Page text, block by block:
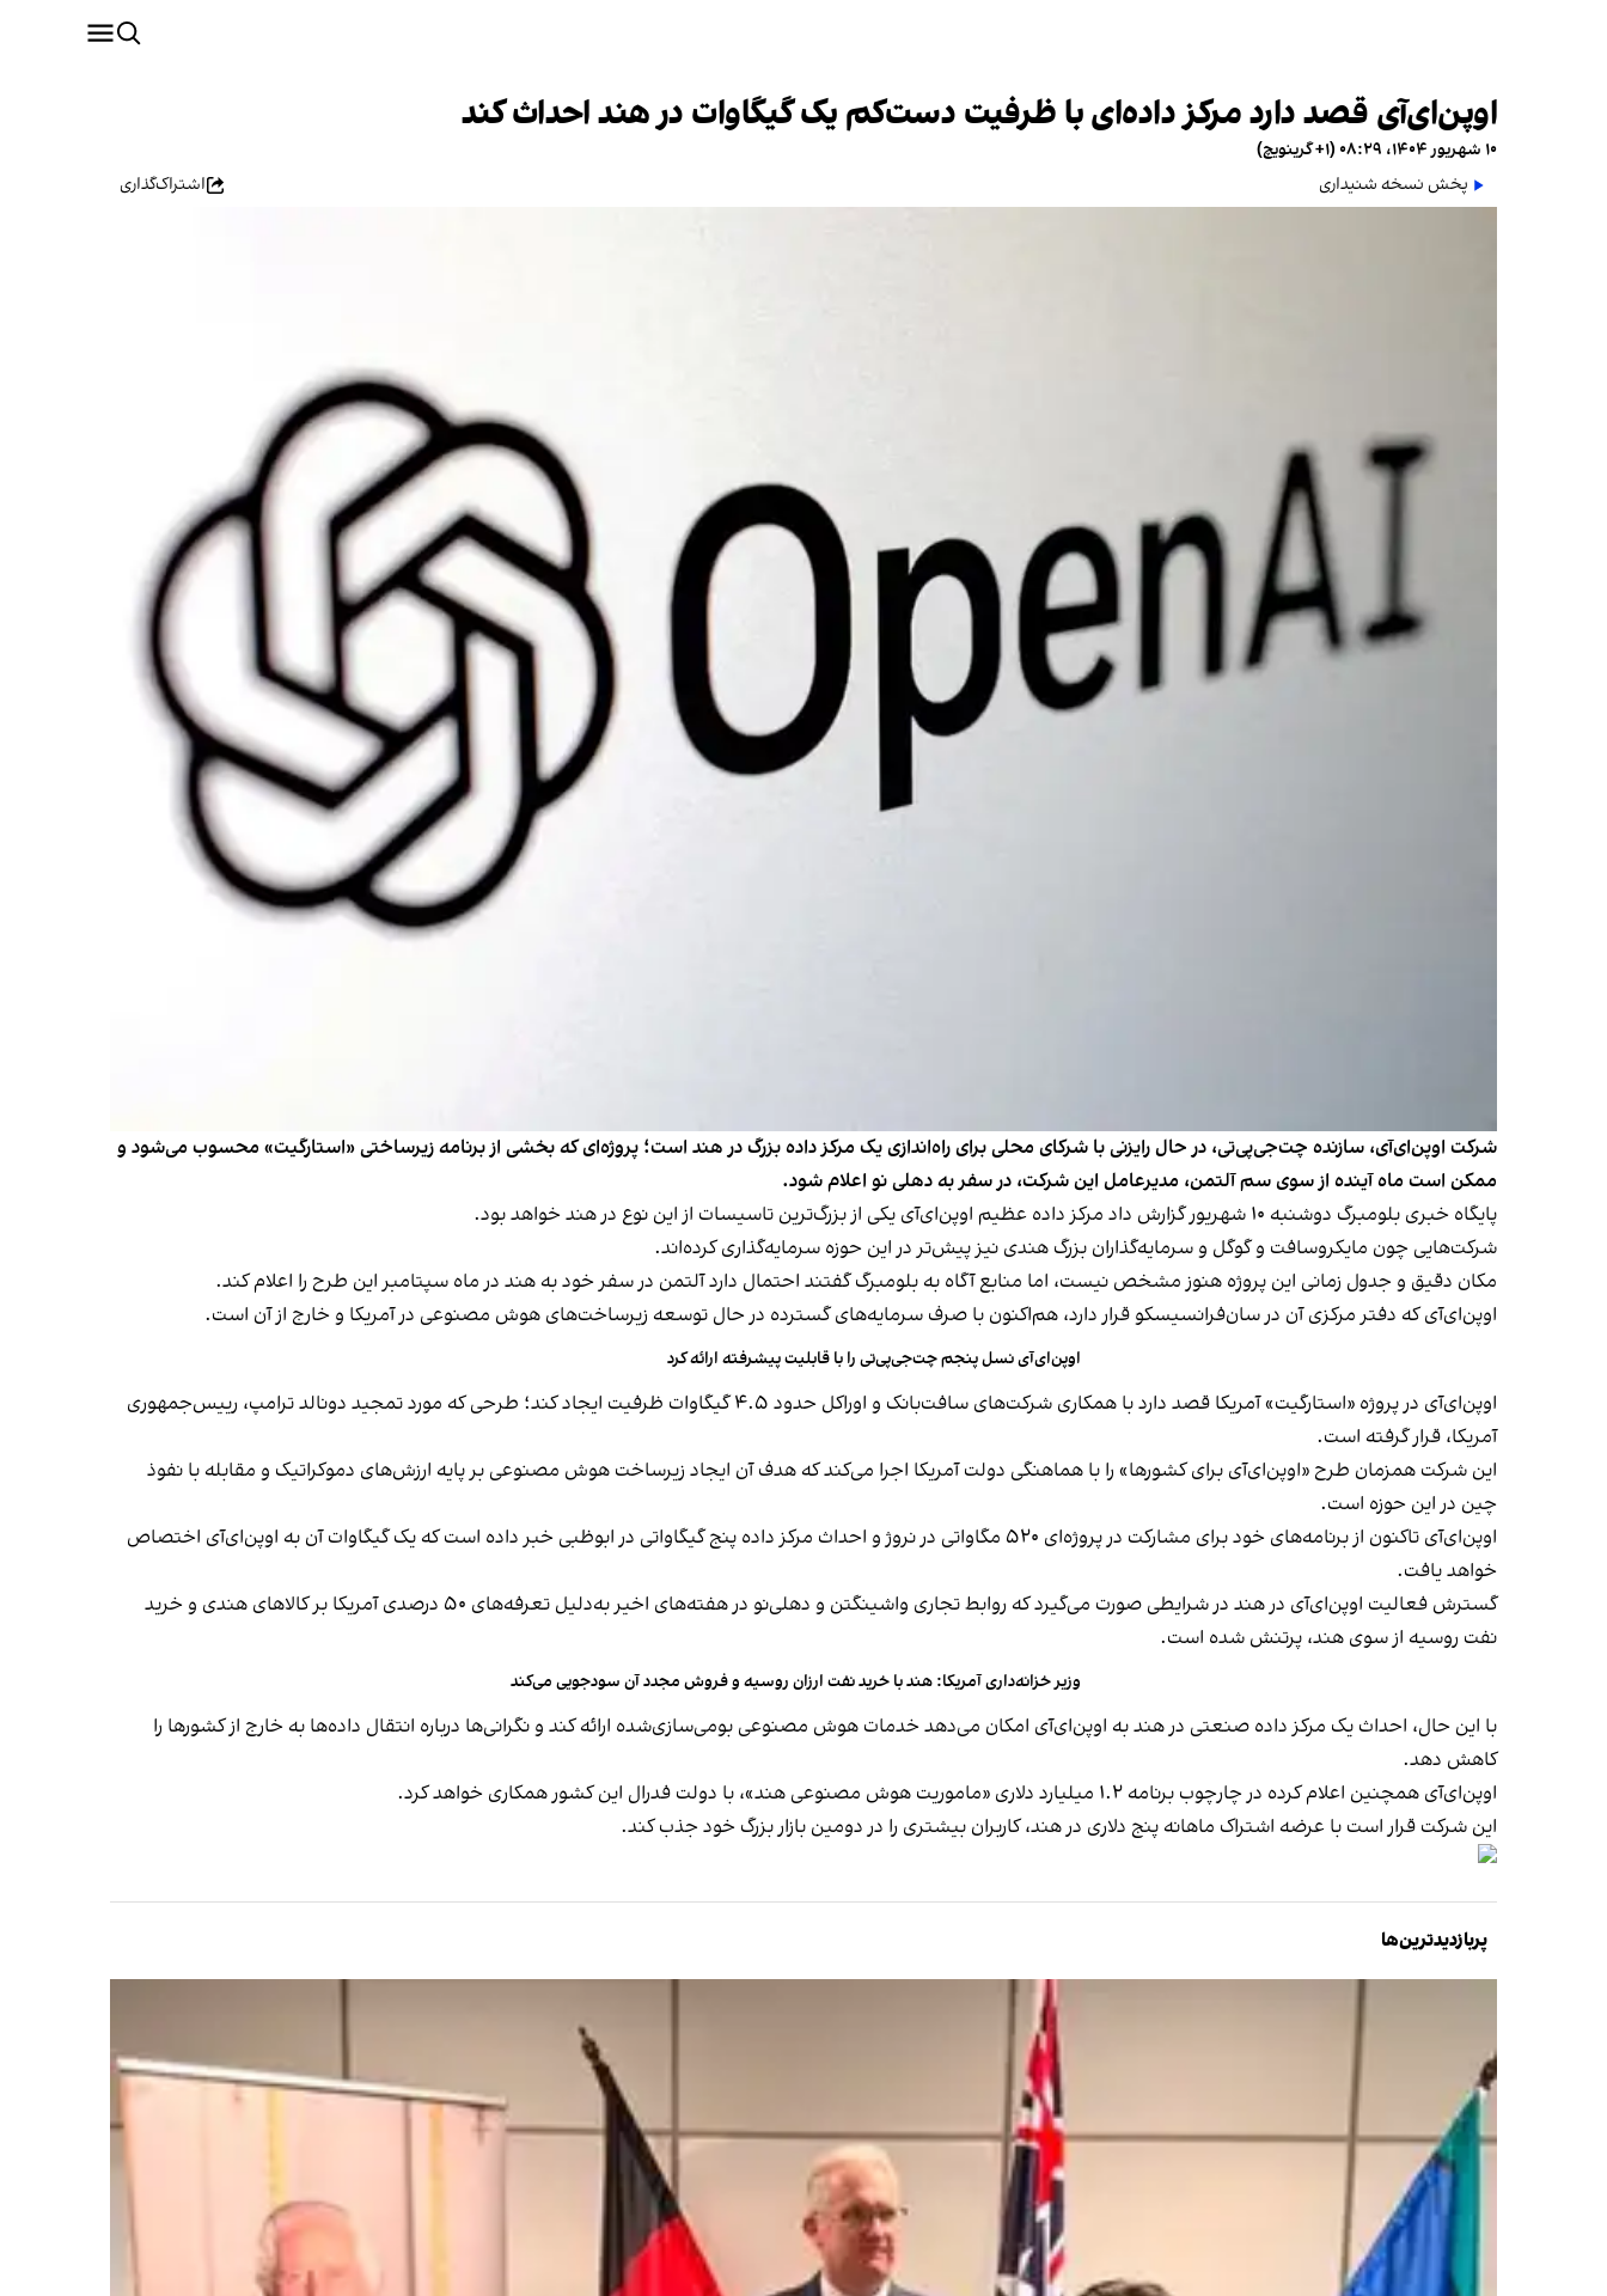
اوپن‌ای‌آی قصد دارد مرکز داده‌ای با ظرفیت دست‌کم یک گیگاوات در هند احداث کند
۱۰ شهریور ۱۴۰۴، ۰۸:۲۹ (‎+۱ گرینویچ)
پخش نسخه شنیداری
اشتراک‌گذاری
شرکت اوپن‌ای‌آی، سازنده چت‌جی‌پی‌تی، در حال رایزنی با شرکای محلی برای راه‌اندازی یک مرکز داده بزرگ در هند است؛ پروژه‌ای که بخشی از برنامه زیرساختی «استارگیت» محسوب می‌شود و
ممکن است ماه آینده از سوی سم آلتمن، مدیرعامل این شرکت، در سفر به دهلی نو اعلام شود.
پایگاه خبری بلومبرگ دوشنبه ۱۰ شهریور گزارش داد مرکز داده عظیم اوپن‌ای‌آی یکی از بزرگ‌ترین تاسیسات از این نوع در هند خواهد بود.
شرکت‌هایی چون مایکروسافت و گوگل و سرمایه‌گذاران بزرگ هندی نیز پیش‌تر در این حوزه سرمایه‌گذاری کرده‌اند.
مکان دقیق و جدول زمانی این پروژه هنوز مشخص نیست، اما منابع آگاه به بلومبرگ گفتند احتمال دارد آلتمن در سفر خود به هند در ماه سپتامبر این طرح را اعلام کند.
اوپن‌ای‌آی که دفتر مرکزی آن در سان‌فرانسیسکو قرار دارد، هم‌اکنون با صرف سرمایه‌های گسترده در حال توسعه زیرساخت‌های هوش مصنوعی در آمریکا و خارج از آن است.
اوپن‌ای‌آی نسل پنجم چت‌جی‌پی‌تی را با قابلیت پیشرفته ارائه کرد
اوپن‌ای‌آی در پروژه «استارگیت» آمریکا قصد دارد با همکاری شرکت‌های سافت‌بانک و اوراکل حدود ۴.۵ گیگاوات ظرفیت ایجاد کند؛ طرحی که مورد تمجید دونالد ترامپ، رییس‌جمهوری
آمریکا، قرار گرفته است.
این شرکت همزمان طرح «اوپن‌ای‌آی برای کشورها» را با هماهنگی دولت آمریکا اجرا می‌کند که هدف آن ایجاد زیرساخت هوش مصنوعی بر پایه ارزش‌های دموکراتیک و مقابله با نفوذ
چین در این حوزه است.
اوپن‌ای‌آی تاکنون از برنامه‌های خود برای مشارکت در پروژه‌ای ۵۲۰ مگاواتی در نروژ و احداث مرکز داده پنج گیگاواتی در ابوظبی خبر داده است که یک گیگاوات آن به اوپن‌ای‌آی اختصاص
خواهد یافت.
گسترش فعالیت اوپن‌ای‌آی در هند در شرایطی صورت می‌گیرد که روابط تجاری واشینگتن و دهلی‌نو در هفته‌های اخیر به‌دلیل تعرفه‌های ۵۰ درصدی آمریکا بر کالاهای هندی و خرید
نفت روسیه از سوی هند، پرتنش شده است.
وزیر خزانه‌داری آمریکا: هند با خرید نفت ارزان روسیه و فروش مجدد آن سودجویی می‌کند
با این حال، احداث یک مرکز داده صنعتی در هند به اوپن‌ای‌آی امکان می‌دهد خدمات هوش مصنوعی بومی‌سازی‌شده ارائه کند و نگرانی‌ها درباره انتقال داده‌ها به خارج از کشورها را
کاهش دهد.
اوپن‌ای‌آی همچنین اعلام کرده در چارچوب برنامه ۱.۲ میلیارد دلاری «ماموریت هوش مصنوعی هند»، با دولت فدرال این کشور همکاری خواهد کرد.
این شرکت قرار است با عرضه اشتراک ماهانه پنج دلاری در هند، کاربران بیشتری را در دومین بازار بزرگ خود جذب کند.
پربازدیدترین‌ها